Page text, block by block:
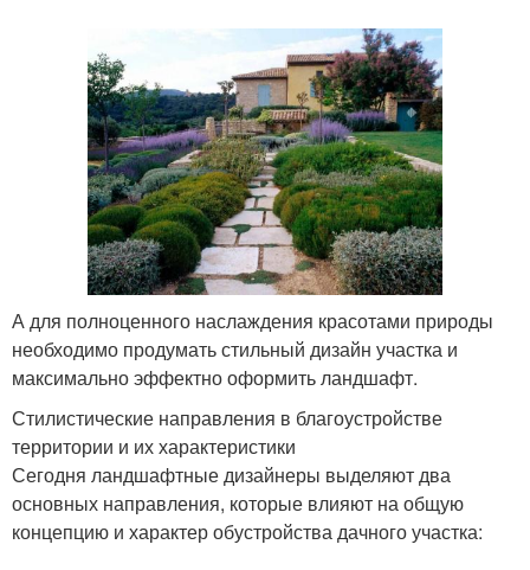
А для полноценного наслаждения красотами природы
необходимо продумать стильный дизайн участка и
максимально эффектно оформить ландшафт.
Стилистические направления в благоустройстве
территории и их характеристики
Сегодня ландшафтные дизайнеры выделяют два
основных направления, которые влияют на общую
концепцию и характер обустройства дачного участка: